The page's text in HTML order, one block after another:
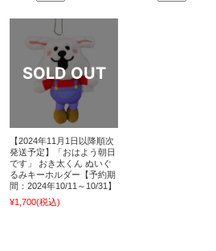
【2024年11月1日以降順次
発送予定】「おはよう朝日
です」 おき太くん ぬいぐ
るみキーホルダー【予約期
間：2024年10/11～10/31】
¥1,700(税込)